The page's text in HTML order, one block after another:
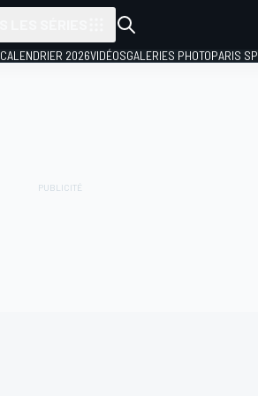
CALENDRIER 2026VIDÉOSGALERIES PHOTOPARIS